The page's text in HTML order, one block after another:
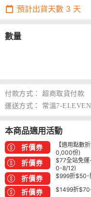
預計出貨天數 3 天
數量
付款方式：
超商取貨付款
運送方式：
常溫7-
本商品適用活動
折價券
【適用點數
0,000份)
折價券
$77全站免
0-8/12)
折價券 $999折$50-
折價券 $1499折